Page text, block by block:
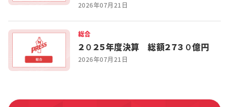
2026年07月21日
総合
２０２５年度決算 総額２７３０億円
2026年07月21日